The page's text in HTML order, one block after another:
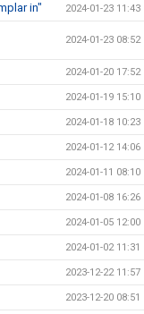
in" 2024-01-23 11:43
2024-01-23 08:52
2024-01-20 17:52
2024-01-19 15:10
2024-01-18 10:23
2024-01-12 14:06
2024-01-11 08:10
2024-01-08 16:26
2024-01-05 12:00
2024-01-02 11:31
2023-12-22 11:57
2023-12-20 08:51